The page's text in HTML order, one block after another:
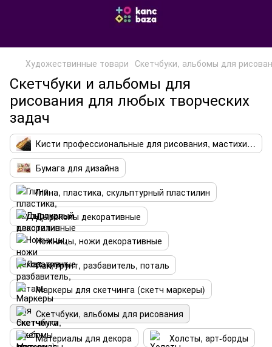
Художествинные товари Скетчбуки, альбомы для
Скетчбуки и альбомы для
рисования для любых творческих
задач
Кисти профессиональные для рисования, мастихины
Бумага для дизайна
Глина, пластика, скульптурный пластилин
Дыроколы декоративные
Ножницы, ножи декоративные
Лак, грунт, разбавитель, поталь
Маркеры для скетчинга (скетч маркеры)
Скетчбуки, альбомы для рисования
Материалы для декора
Холсты, арт-борды